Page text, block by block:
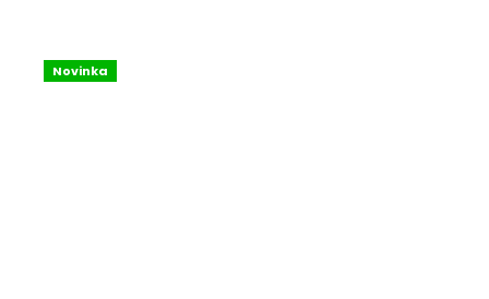
Novinka